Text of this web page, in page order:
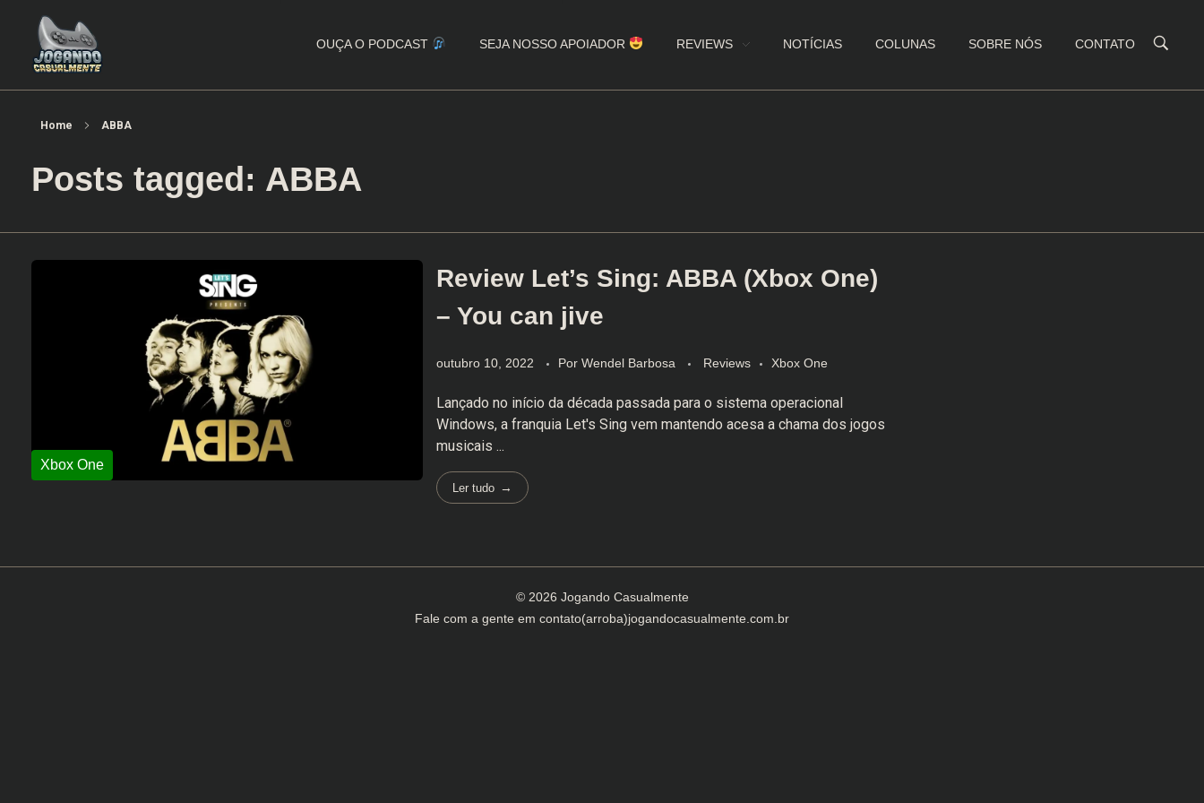
OUÇA O PODCAST SEJA NOSSO APOIADOR REVIEWS NOTÍCIAS COLUNAS SOBRE NÓS CONTATO
Home ABBA
Posts tagged: ABBA
Review Let’s Sing: ABBA (Xbox One)
– You can jive
outubro 10, 2022 Por Wendel Barbosa Reviews Xbox One
Lançado no início da década passada para o sistema operacional
Windows, a franquia Let's Sing vem mantendo acesa a chama dos jogos
musicais ...
Ler tudo
© 2026 Jogando Casualmente
Fale com a gente em contato(arroba)jogandocasualmente.com.br